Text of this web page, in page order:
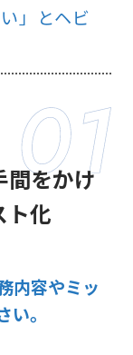
」とヘビ
間をかけ
ト化
内容やミッ
。